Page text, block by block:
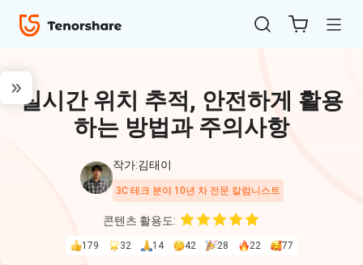
for iOS
실시간 위치 추적, 안전하게 활용
하는 방법과 주의사항
작가:김태이
3C 테크 분야 10년 차 전문 칼럼니스트
콘텐츠 활용도:
179 32 14 42 28 22 77